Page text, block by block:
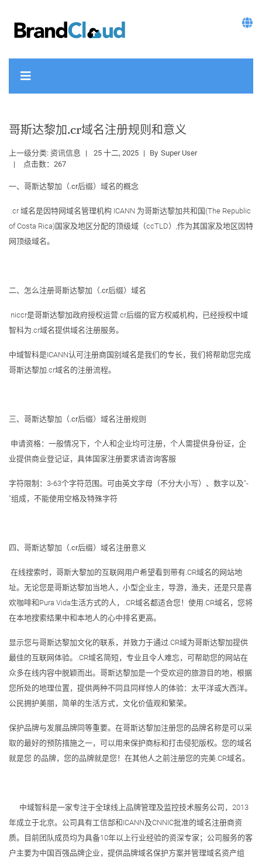
哥斯达黎加.cr域名注册规则和意义
上一级分类: 资讯信息 25 十二, 2025 By Super User
点击数：267
一、 哥斯达黎加 （.cr后缀）域名的概念
.cr 域名是因特网域名管理机构 ICANN 为哥斯达黎加共和国(The Republic
of Costa Rica)国家及地区分配的顶级域（ccTLD）,作为其国家及地区因特
网顶级域名。
二、 怎么注册哥斯达黎加 （.cr后缀）域名
niccr是哥斯达黎加政府授权运营.cr后缀的官方权威机构，已经授权中域
智科为.cr域名提供域名注册服务。
中域智科是ICANN认可注册商国别域名是我们的专长，我们将帮助您完成
哥斯达黎加.cr域名的注册流程。
三、 哥斯达黎加 （.cr后缀）域名注册规则
申请资格：一般情况下，个人和企业均可注册，个人需提供身份证，企
业提供商业登记证，具体国家注册要求请咨询客服
字符限制：3-63个字符范围。可由英文字母（不分大小写）、数字以及"-
"组成，不能使用空格及特殊字符
四、 哥斯达黎加 （.cr后缀）域名注册意义
在线搜索时，哥斯大黎加的互联网用户希望看到带有.CR域名的网站地
址。无论您是哥斯达黎加当地人，小型企业主，导游，渔夫，还是只是喜
欢咖啡和Pura Vida生活方式的人，.CR域名都适合您！使用.CR域名，您将
在本地搜索结果中和本地人的心中排名更高。
显示您与哥斯达黎加文化的联系，并致力于通过.CR域为哥斯达黎加提供
最佳的互联网体验。.CR域名简短，专业且令人难忘，可帮助您的网站在
众多在线内容中脱颖而出。哥斯达黎加是一个受欢迎的旅游目的地，根据
您所处的地理位置，提供两种不同且同样惊人的体验：太平洋或大西洋。
公民拥护美丽，简单的生活方式，文化价值观和繁荣。
保护品牌与发展品牌同等重要。在哥斯达黎加注册您的品牌名称是可以采
取的最好的预防措施之一，可以用来保护商标和打击侵犯版权。您的域名
就是您 的品牌，您的品牌就是您！在其他人之前注册您的完美.CR域名。
中域智科是一家专注于全球线上品牌管理及监控技术服务公司，2013
年成立于北京。公司具有工信部和ICANN及CNNIC批准的域名注册商资
质。目前团队成员均为具备10年以上行业经验的资深专家；公司服务的客
户主要为中国百强品牌企业，提供品牌域名保护方案并管理域名资产组